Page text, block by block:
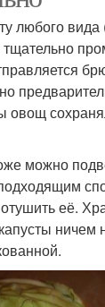
любого
овощ
можно
её.
ничем